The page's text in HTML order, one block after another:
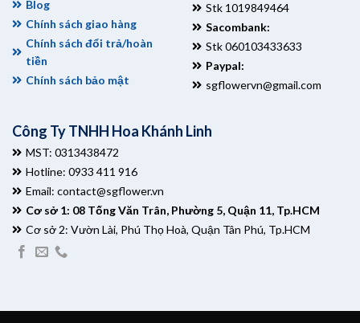
Blog
Chính sách giao hàng
Chính sách đổi trả/hoàn
tiền
Chính sách bảo mật
Stk 1019849464
Sacombank:
Stk 060103433633
Paypal:
sgflowervn@gmail.com
Công Ty TNHH Hoa Khánh Linh
MST: 0313438472
Hotline: 0933 411 916
Email: contact@sgflower.vn
Cơ sở 1: 08 Tống Văn Trân, Phường 5, Quận 11, Tp.HCM
Cơ sở 2: Vườn Lài, Phú Thọ Hoà, Quận Tân Phú, Tp.HCM